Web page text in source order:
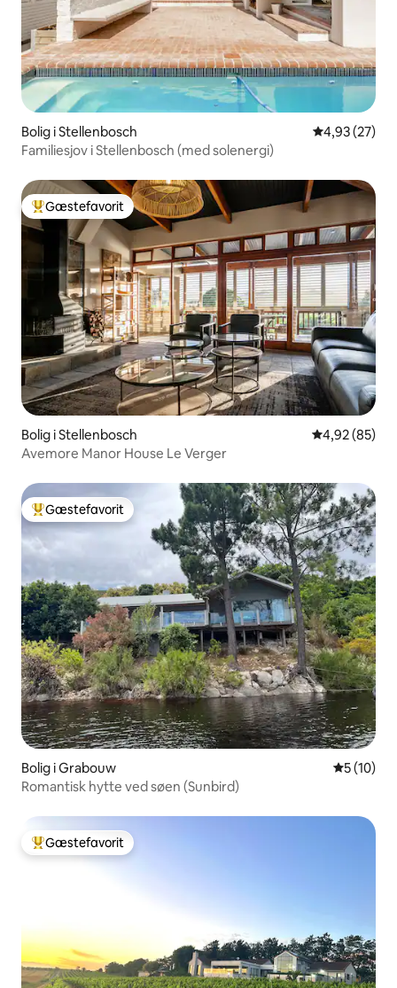
Bolig i Stellenbosch 4,93 ud af 5 i
4,93 (27)
Familiesjov i Stellenbosch (med solenergi)
Bedste gæstefavorit
Gæstefavorit
Bolig i Stellenbosch 4,92 ud af 5 i
4,92 (85)
Avemore Manor House Le Verger
Bedste gæstefavorit
Gæstefavorit
Bolig i Grabouw 5 ud af 5 i
5 (10)
Romantisk hytte ved søen (Sunbird)
Bedste gæstefavorit
Gæstefavorit